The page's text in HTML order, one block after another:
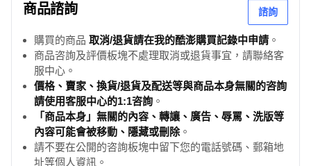
商品諮詢 諮詢
購買的商品 取消/退貨請在我的酷澎購買記錄中申請 。
商品咨詢及評價板塊不處理取消或退貨事宜，請聯絡客
服中心。
價格、賣家、換貨/退貨及配送等與商品本身無關的咨詢
請使用客服中心的1:1咨詢 。
「商品本身」無關的內容、轉讓、廣告、辱罵、洗版等
內容可能會被移動、隱藏或刪除。
請不要在公開的咨詢板塊中留下您的電話號碼、郵箱地
址等個人資訊。